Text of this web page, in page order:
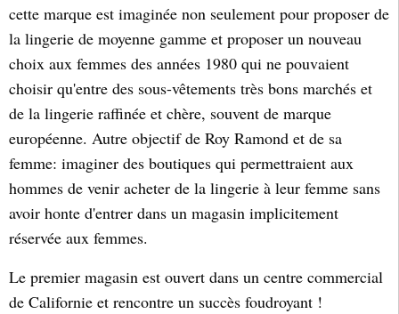
cette marque est imaginée non seulement pour proposer de
la lingerie de moyenne gamme et proposer un nouveau
choix aux femmes des années 1980 qui ne pouvaient
choisir qu'entre des sous-vêtements très bons marchés et
de la lingerie raffinée et chère, souvent de marque
européenne. Autre objectif de Roy Ramond et de sa
femme: imaginer des boutiques qui permettraient aux
hommes de venir acheter de la lingerie à leur femme sans
avoir honte d'entrer dans un magasin implicitement
réservée aux femmes.
Le premier magasin est ouvert dans un centre commercial
de Californie et rencontre un succès foudroyant !